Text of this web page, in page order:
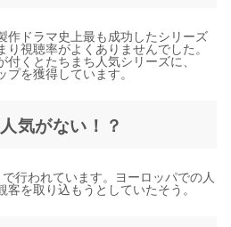
作ドラマ史上最も成功したシリーズ
り視聴率がよくありませんでした。
付くとたちまち人気シリーズに、
を獲得しています。
気がない！？
行われています。ヨーロッパでの人
客を取り込もうとしていたそう。